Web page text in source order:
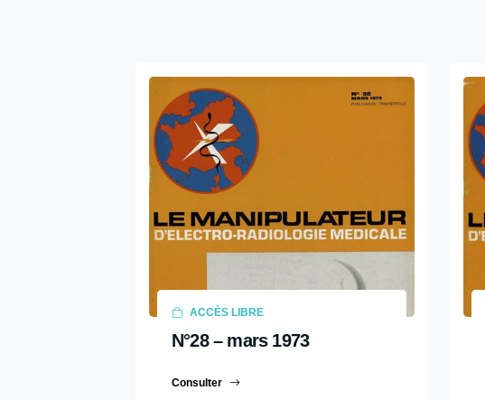
2020
2019
2018
2017
2016
2014
2013 ACCÈS LIBRE
N°28 – mars 1973
Consulter